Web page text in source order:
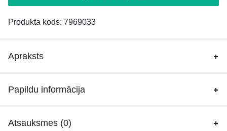
Produkta kods: 7969033
Apraksts
Papildu informācija
Atsauksmes (0)